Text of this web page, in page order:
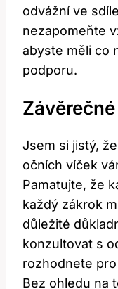
odvážní ve
nezapomeňte
abyste měli co
podporu.
Jsem si jistý,
očních víček
Pamatujte, že
každý zákrok
důležité
konzultovat s
rozhodnete
Bez ohledu na